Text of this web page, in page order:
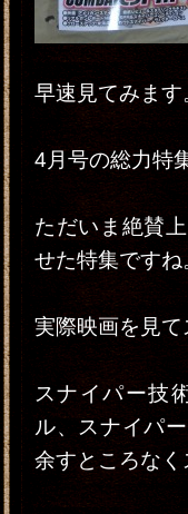
早速見てみます
4月号の総力特
ただいま絶賛
せた特集ですね
実際映画を見
スナイパー技
ル、スナイパ
余すところな